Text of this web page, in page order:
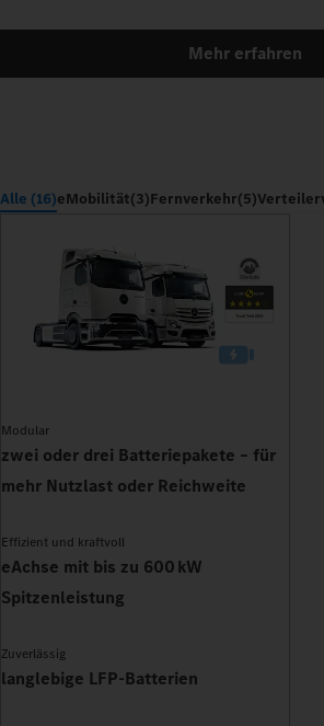
Mehr erfahren
Alle (16)eMobilität(3)Fernverkehr(5)
Modular
zwei oder drei Batteriepakete – für
mehr Nutzlast oder Reichweite
Effizient und kraftvoll
eAchse mit bis zu 600 kW
Spitzenleistung
Zuverlässig
langlebige LFP-Batterien